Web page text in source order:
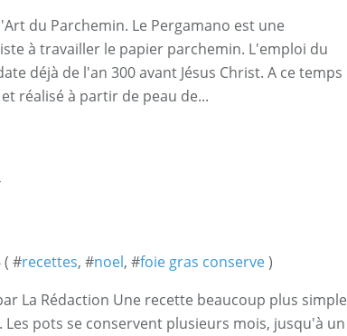
du Parchemin. Le Pergamano est une
à travailler le papier parchemin. L'emploi du
déjà de l'an 300 avant Jésus Christ. A ce temps
réalisé à partir de peau de...
( #recettes, #noel, #foie gras conserve)
La Rédaction Une recette beaucoup plus simple
pots se conservent plusieurs mois, jusqu'à un